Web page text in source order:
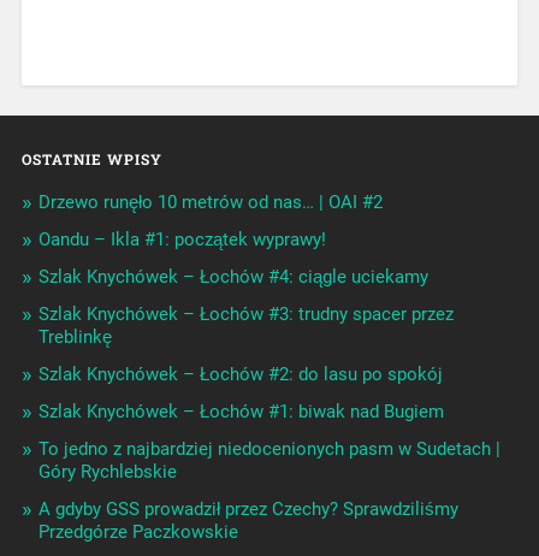
OSTATNIE WPISY
Drzewo runęło 10 metrów od nas… | OAI #2
Oandu – Ikla #1: początek wyprawy!
Szlak Knychówek – Łochów #4: ciągle uciekamy
Szlak Knychówek – Łochów #3: trudny spacer przez
Treblinkę
Szlak Knychówek – Łochów #2: do lasu po spokój
Szlak Knychówek – Łochów #1: biwak nad Bugiem
To jedno z najbardziej niedocenionych pasm w Sudetach |
Góry Rychlebskie
A gdyby GSS prowadził przez Czechy? Sprawdziliśmy
Przedgórze Paczkowskie